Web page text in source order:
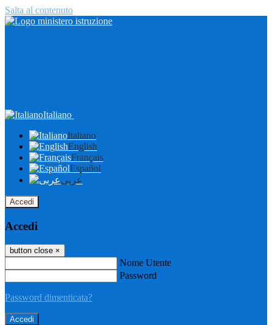
Salta al contenuto
Italiano
Italiano
English
Français
Español
عربى
Accedi
Accedi
button close ×
Nome Utente
Password
Password dimenticata?